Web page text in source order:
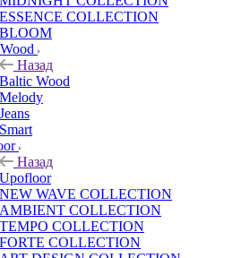
ESSENCE COLLECTION
BLOOM
Назад
Baltic Wood
Melody
Jeans
Smart
Назад
Upofloor
NEW WAVE COLLECTION
AMBIENT COLLECTION
TEMPO COLLECTION
FORTE COLLECTION